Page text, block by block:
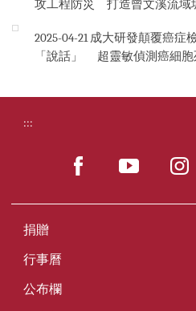
攻工程防災 打造曾文溪流域
2025-04-21成大研發顛覆癌症
「說話」 超靈敏偵測癌細胞
:::
捐贈
行事曆
公布欄